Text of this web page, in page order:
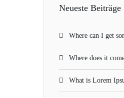
Neueste Beiträge
Where can I get
Where does it
What is Lorem